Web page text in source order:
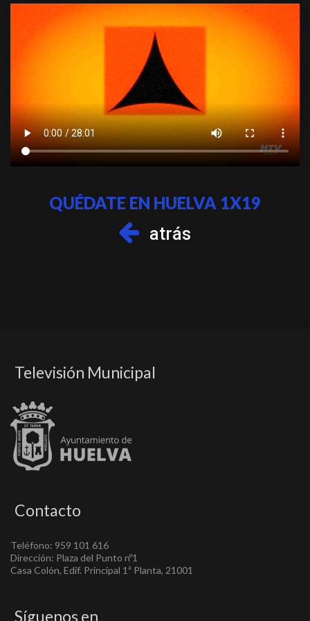
QUÉDATE EN HUELVA 1X19
atrás
Televisión Municipal
Contacto
Teléfono: 959 101 616
Dirección: Plaza del Punto nº1
Casa Colón, Edif. Principal 1ª Planta, 21001
Síguenos en